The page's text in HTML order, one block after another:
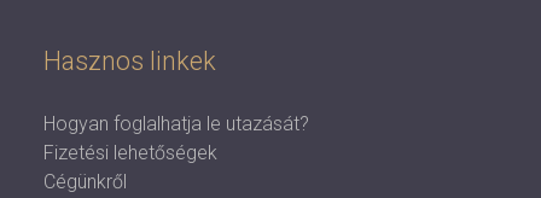
Hasznos linkek
Hogyan foglalhatja le utazását?
Fizetési lehetőségek
Cégünkről